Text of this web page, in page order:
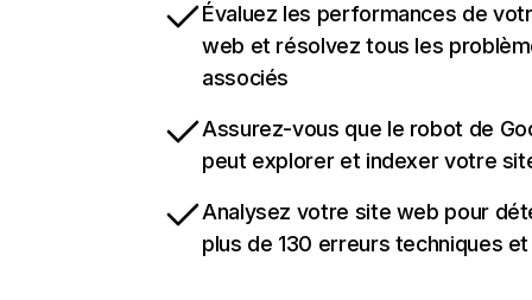
Évaluez les performances de
web et résolvez tous les
associés
Assurez-vous que le robot de
peut explorer et indexer votre
Analysez votre site web pour
plus de 130 erreurs techniques et